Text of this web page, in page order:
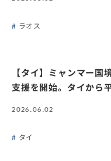
ラオス
【タイ】ミャンマー
支援を開始。タイから
2026.06.02
タイ